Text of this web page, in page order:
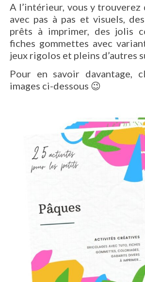
A l’intérieur, vous y trouverez
avec pas à pas et visuels,
prêts à imprimer, des jolis
fiches gommettes avec
jeux rigolos et pleins d’autres
Pour en savoir davantage,
images ci-dessous 😉